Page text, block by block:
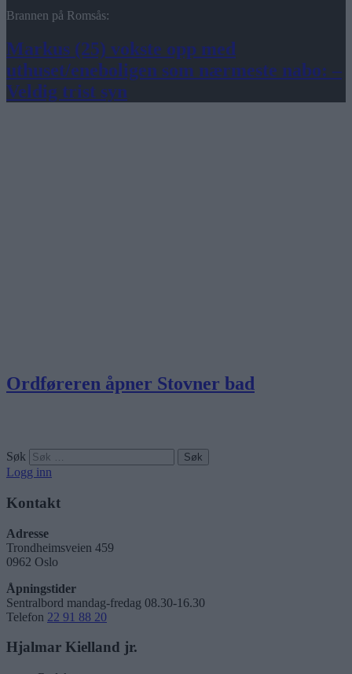
Brannen på Romsås:
Markus (25) vokste opp med
uthuset/eneboligen som nærmeste nabo: –
Veldig trist syn
Ordføreren åpner Stovner bad
Søk
Logg inn
Kontakt
Adresse
Trondheimsveien 459
0962 Oslo
Åpningstider
Sentralbord mandag-fredag 08.30-16.30
Telefon 22 91 88 20
Hjalmar Kielland jr.